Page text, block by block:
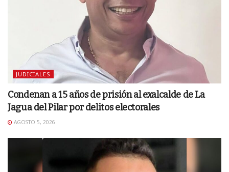
JUDICIALES
Condenan a 15 años de prisión al exalcalde de La
Jagua del Pilar por delitos electorales
AGOSTO 5, 2026